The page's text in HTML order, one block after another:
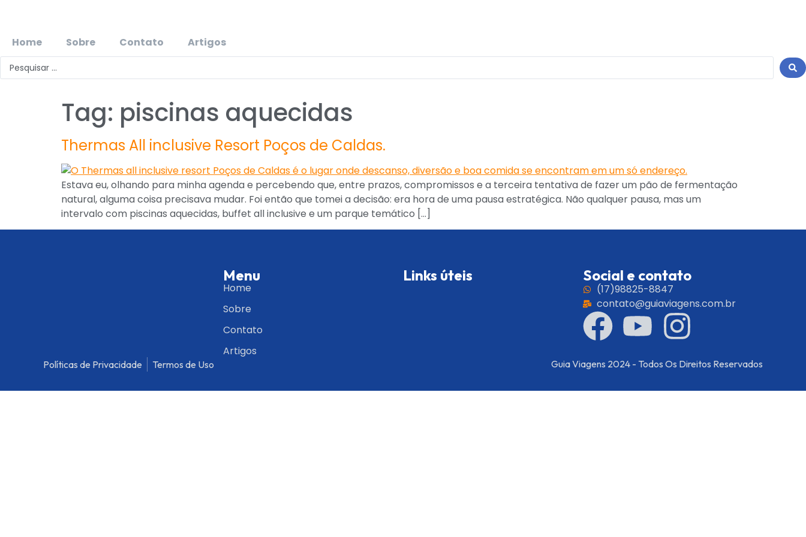
Home Sobre Contato Artigos
Tag: piscinas aquecidas
Thermas All inclusive Resort Poços de Caldas.
Estava eu, olhando para minha agenda e percebendo que, entre prazos, compromissos e a terceira tentativa de fazer um pão de fermentação
natural, alguma coisa precisava mudar. Foi então que tomei a decisão: era hora de uma pausa estratégica. Não qualquer pausa, mas um
intervalo com piscinas aquecidas, buffet all inclusive e um parque temático […]
Menu
Home
Sobre
Contato
Artigos
Links úteis Social e contato
(17)98825-8847
contato@guiaviagens.com.br
Políticas de Privacidade Termos de Uso Guia Viagens 2024 - Todos Os Direitos Reservados